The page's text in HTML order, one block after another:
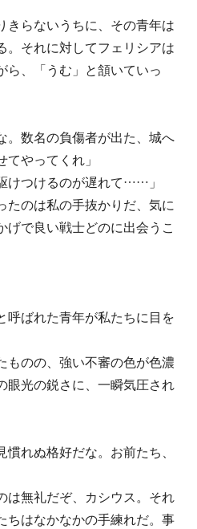
らないうちに、その青年は
。それに対してフェリシアは
ら、「うむ」と頷いていっ
。数名の負傷者が出た、城へ
やってくれ」
けつけるのが遅れて……」
たのは私の手抜かりだ、気に
で良い戦士どのに出会うこ
ばれた青年が私たちに目を
ものの、強い不審の色が色濃
光の鋭さに、一瞬気圧され
れぬ格好だな。お前たち、
は無礼だぞ、カシウス。それ
ちはなかなかの手練れだ。事